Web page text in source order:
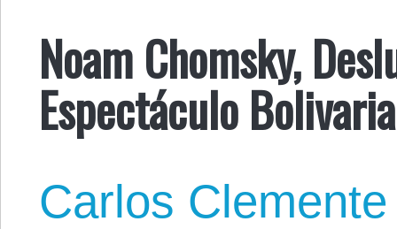
Noam Chomsky,
Espectáculo
Carlos Clemente